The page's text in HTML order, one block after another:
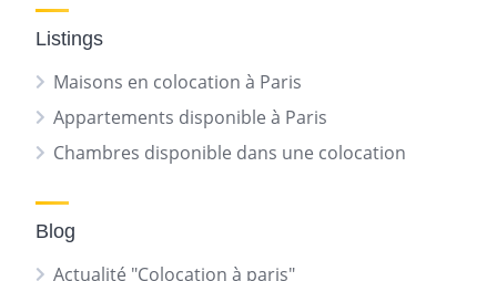
Listings
Maisons en colocation à Paris
Appartements disponible à Paris
Chambres disponible dans une colocation
Blog
Actualité "Colocation à paris"